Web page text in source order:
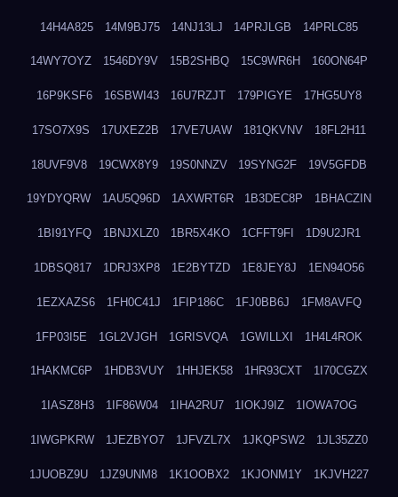
14H4A825 14M9BJ75 14NJ13LJ 14PRJLGB 14PRLC85
14WY7OYZ 1546DY9V 15B2SHBQ 15C9WR6H 160ON64P
16P9KSF6 16SBWI43 16U7RZJT 179PIGYE 17HG5UY8
17SO7X9S 17UXEZ2B 17VE7UAW 181QKVNV 18FL2H11
18UVF9V8 19CWX8Y9 19S0NNZV 19SYNG2F 19V5GFDB
19YDYQRW 1AU5Q96D 1AXWRT6R 1B3DEC8P 1BHACZIN
1BI91YFQ 1BNJXLZ0 1BR5X4KO 1CFFT9FI 1D9U2JR1
1DBSQ817 1DRJ3XP8 1E2BYTZD 1E8JEY8J 1EN94O56
1EZXAZS6 1FH0C41J 1FIP186C 1FJ0BB6J 1FM8AVFQ
1FP03I5E 1GL2VJGH 1GRISVQA 1GWILLXI 1H4L4ROK
1HAKMC6P 1HDB3VUY 1HHJEK58 1HR93CXT 1I70CGZX
1IASZ8H3 1IF86W04 1IHA2RU7 1IOKJ9IZ 1IOWA7OG
1IWGPKRW 1JEZBYO7 1JFVZL7X 1JKQPSW2 1JL35ZZ0
1JUOBZ9U 1JZ9UNM8 1K1OOBX2 1KJONM1Y 1KJVH227